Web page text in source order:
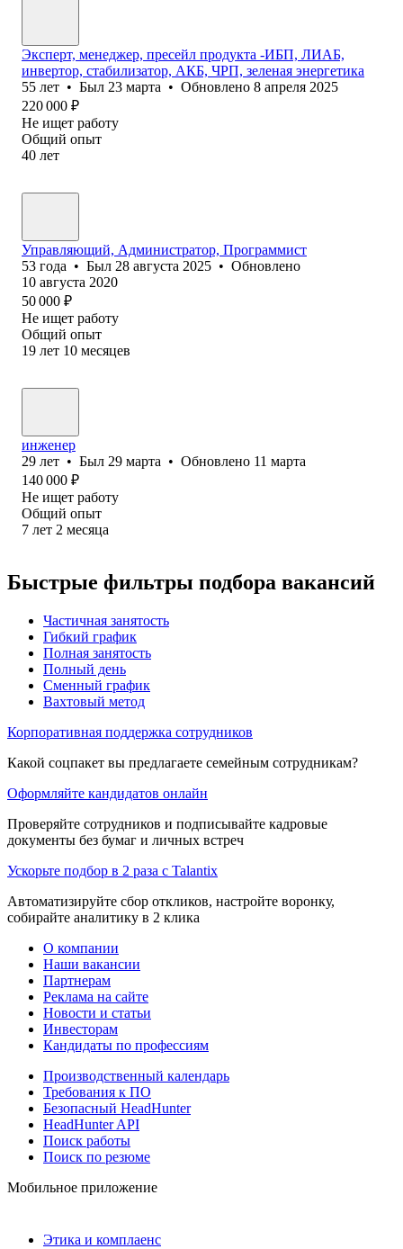
Эксперт, менеджер, пресейл продукта -ИБП, ЛИАБ,
инвертор, стабилизатор, АКБ, ЧРП, зеленая энергетика
55 лет • Был 23 марта • Обновлено 8 апреля 2025
220 000 ₽
Не ищет работу
Общий опыт
40 лет
Управляющий, Администратор, Программист
53 года • Был 28 августа 2025 • Обновлено
10 августа 2020
50 000 ₽
Не ищет работу
Общий опыт
19 лет 10 месяцев
инженер
29 лет • Был 29 марта • Обновлено 11 марта
140 000 ₽
Не ищет работу
Общий опыт
7 лет 2 месяца
Быстрые фильтры подбора вакансий
Частичная занятость
Гибкий график
Полная занятость
Полный день
Сменный график
Вахтовый метод
Корпоративная поддержка сотрудников
Какой соцпакет вы предлагаете семейным сотрудникам?
Оформляйте кандидатов онлайн
Проверяйте сотрудников и подписывайте кадровые
документы без бумаг и личных встреч
Ускорьте подбор в 2 раза с Talantix
Автоматизируйте сбор откликов, настройте воронку,
собирайте аналитику в 2 клика
О компании
Наши вакансии
Партнерам
Реклама на сайте
Новости и статьи
Инвесторам
Кандидаты по профессиям
Производственный календарь
Требования к ПО
Безопасный HeadHunter
HeadHunter API
Поиск работы
Поиск по резюме
Мобильное приложение
Этика и комплаенс